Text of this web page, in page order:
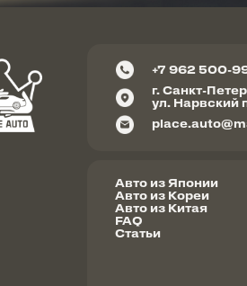
+7 962 500-
г. Санкт-
ул. Нарвский
Авто из Японии
Авто из Кореи
Авто из Китая
FAQ
Статьи